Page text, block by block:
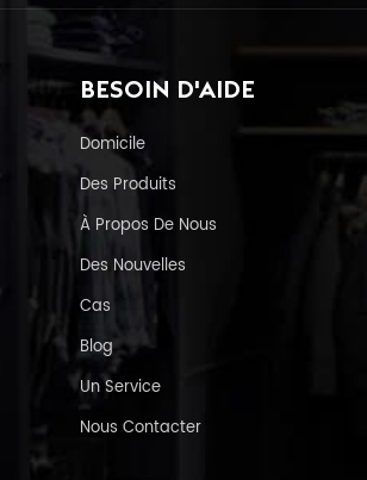
BESOIN D'AIDE
Domicile
Des Produits
À Propos De Nous
Des Nouvelles
Cas
Blog
Un Service
Nous Contacter